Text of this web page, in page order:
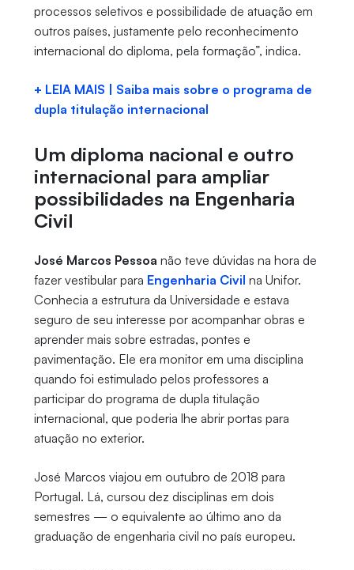
processos seletivos e possibilidade de atuação em
outros países, justamente pelo reconhecimento
internacional do diploma, pela formação”, indica.
+ LEIA MAIS | Saiba mais sobre o programa de
dupla titulação internacional
Um diploma nacional e outro
internacional para ampliar
possibilidades na Engenharia
Civil
José Marcos Pessoa não teve dúvidas na hora de
fazer vestibular para Engenharia Civil na Unifor.
Conhecia a estrutura da Universidade e estava
seguro de seu interesse por acompanhar obras e
aprender mais sobre estradas, pontes e
pavimentação. Ele era monitor em uma disciplina
quando foi estimulado pelos professores a
participar do programa de dupla titulação
internacional, que poderia lhe abrir portas para
atuação no exterior.
José Marcos viajou em outubro de 2018 para
Portugal. Lá, cursou dez disciplinas em dois
semestres — o equivalente ao último ano da
graduação de engenharia civil no país europeu.